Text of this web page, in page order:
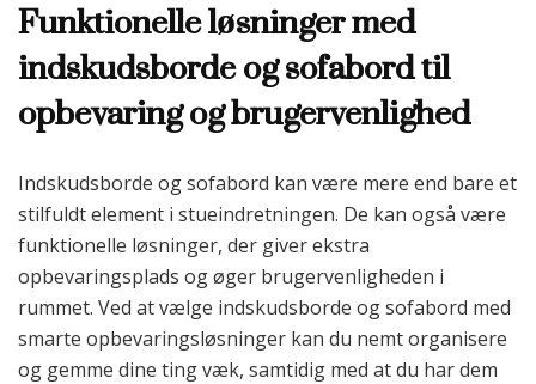
Funktionelle løsninger med
indskudsborde og sofabord til
opbevaring og brugervenlighed
Indskudsborde og sofabord kan være mere end bare et
stilfuldt element i stueindretningen. De kan også være
funktionelle løsninger, der giver ekstra
opbevaringsplads og øger brugervenligheden i
rummet. Ved at vælge indskudsborde og sofabord med
smarte opbevaringsløsninger kan du nemt organisere
og gemme dine ting væk, samtidig med at du har dem